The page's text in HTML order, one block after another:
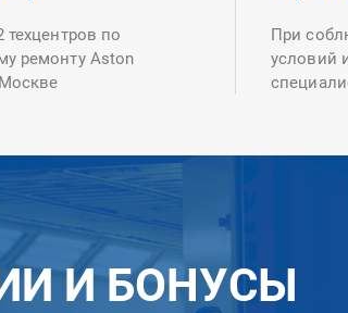
техцентров по
ремонту Aston
При
условий
И БОНУСЫ